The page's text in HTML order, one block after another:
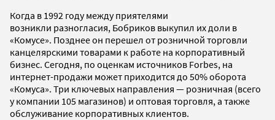
Когда в 1992 году между приятелями
возникли разногласия, Бобриков выкупил их доли в
«Комусе». Позднее он перешел от розничной торговли
канцелярскими товарами к работе на корпоративный
бизнес. Сегодня, по оценкам источников Forbes, на
интернет-продажи может приходится до 50% оборота
«Комуса». Три ключевых направления — розничная (всего
у компании 105 магазинов) и оптовая торговля, а также
обслуживание корпоративных клиентов.